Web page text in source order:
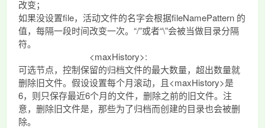
改变；
如果没设置file，活动文件的名字会根据fileNamePattern 的
值，每隔一段时间改变一次。“/”或者“\”会被当做目录分隔
符。
<maxHistory>:
可选节点，控制保留的归档文件的最大数量，超出数量就
删除旧文件。假设设置每个月滚动，且<maxHistory>是
6，则只保存最近6个月的文件，删除之前的旧文件。注
意，删除旧文件是，那些为了归档而创建的目录也会被删
除。